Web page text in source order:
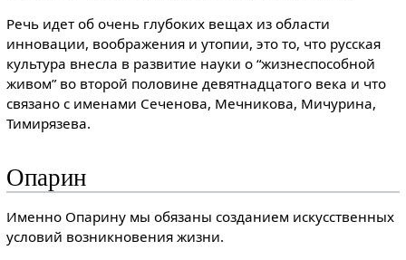
Речь идет об очень глубоких вещах из области
инновации, воображения и утопии, это то, что русская
культура внесла в развитие науки о “жизнеспособной
живом” во второй половине девятнадцатого века и что
связано с именами Сеченова, Мечникова, Мичурина,
Тимирязева.
Опарин
Именно Опарину мы обязаны созданием искусственных
условий возникновения жизни.